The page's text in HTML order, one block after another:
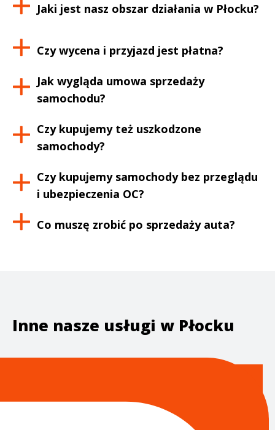
Jaki jest nasz obszar działania w Płocku?
Czy wycena i przyjazd jest płatna?
Jak wygląda umowa sprzedaży
samochodu?
Czy kupujemy też uszkodzone
samochody?
Czy kupujemy samochody bez przeglądu
i ubezpieczenia OC?
Co muszę zrobić po sprzedaży auta?
Inne nasze usługi w Płocku
Import aut z USA